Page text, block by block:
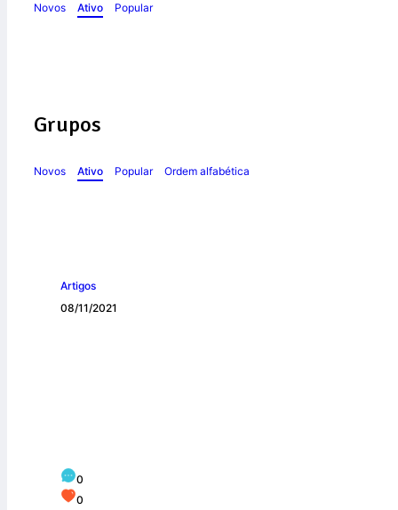
Novos Ativo Popular
Grupos
Novos Ativo Popular Ordem alfabética
Artigos
08/11/2021
0
0